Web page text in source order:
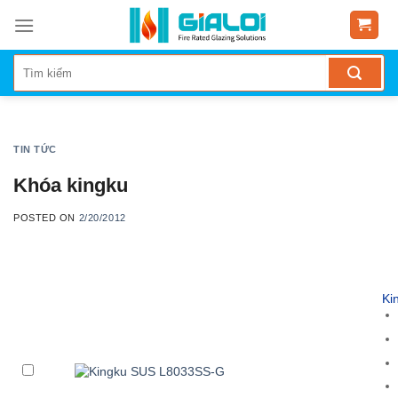
content
TIN TỨC
Khóa kingku
POSTED ON 2/20/2012